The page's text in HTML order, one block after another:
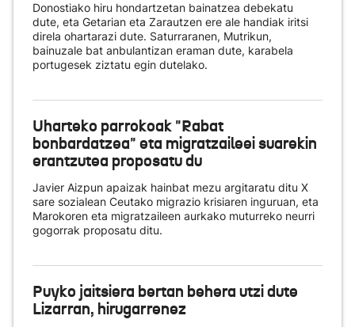
Donostiako hiru hondartzetan bainatzea debekatu
dute, eta Getarian eta Zarautzen ere ale handiak iritsi
direla ohartarazi dute. Saturraranen, Mutrikun,
bainuzale bat anbulantizan eraman dute, karabela
portugesek ziztatu egin dutelako.
Uharteko parrokoak "Rabat
bonbardatzea" eta migratzaileei suarekin
erantzutea proposatu du
Javier Aizpun apaizak hainbat mezu argitaratu ditu X
sare sozialean Ceutako migrazio krisiaren inguruan, eta
Marokoren eta migratzaileen aurkako muturreko neurri
gogorrak proposatu ditu.
Puyko jaitsiera bertan behera utzi dute
Lizarran, hirugarrenez